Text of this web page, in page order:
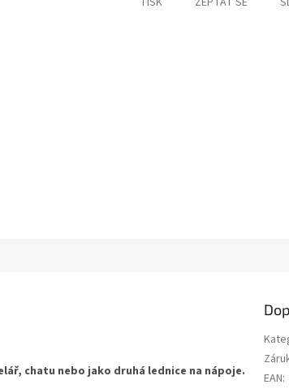
chatu nebo jako druhá lednice na nápoje.
EAN: